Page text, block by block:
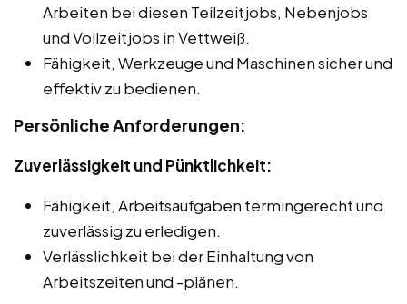
Arbeiten bei diesen Teilzeitjobs, Nebenjobs
und Vollzeitjobs in Vettweiß.
Fähigkeit, Werkzeuge und Maschinen sicher und
effektiv zu bedienen.
Persönliche Anforderungen:
Zuverlässigkeit und Pünktlichkeit:
Fähigkeit, Arbeitsaufgaben termingerecht und
zuverlässig zu erledigen.
Verlässlichkeit bei der Einhaltung von
Arbeitszeiten und -plänen.